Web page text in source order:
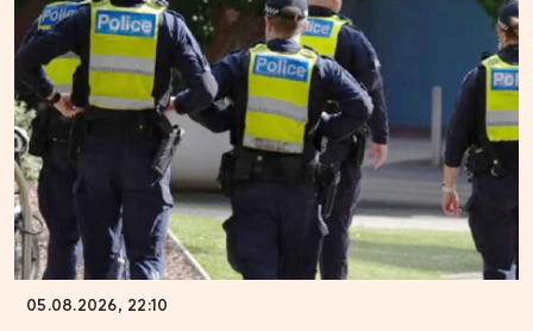
05.08.2026, 22:10